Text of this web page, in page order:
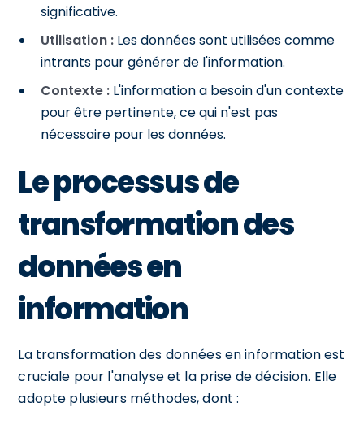
significative.
Utilisation : Les données sont utilisées comme
intrants pour générer de l'information.
Contexte : L'information a besoin d'un contexte
pour être pertinente, ce qui n'est pas
nécessaire pour les données.
Le processus de
transformation des
données en
information
La transformation des données en information est
cruciale pour l'analyse et la prise de décision. Elle
adopte plusieurs méthodes, dont :